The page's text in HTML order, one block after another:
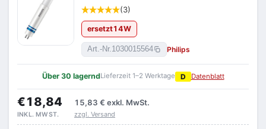
(3)
ersetzt14W
Art.-Nr.1030015564 Philips
Über 30 lagerndLieferzeit 1–2 Werktage D Datenblatt
€18,84 15,83 € exkl. MwSt.
INKL. MWST. zzgl. Versand